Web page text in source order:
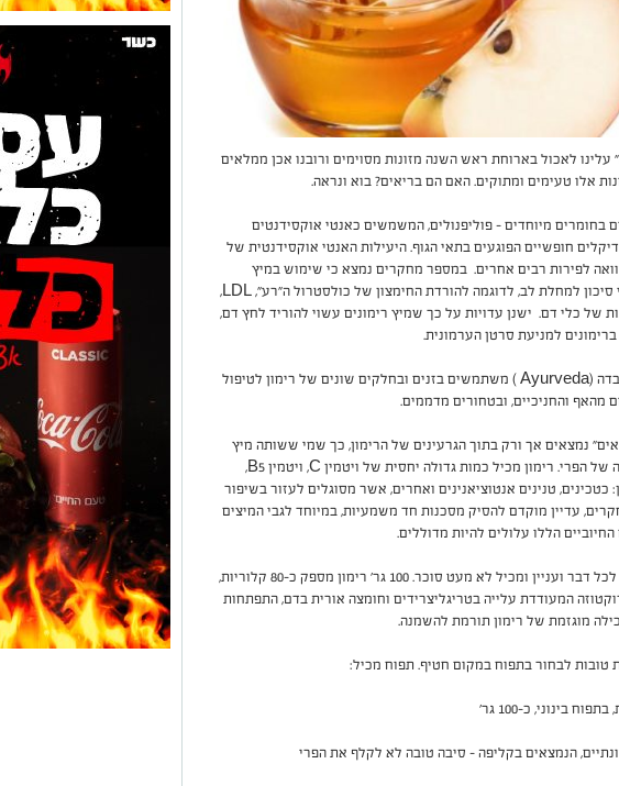
עלינו לאכול בארוחת ראש השנה מזונות מסוימים ורובנו אכן ממלאים
אלו טעימים ומתוקים. האם הם בריאים? בוא ונראה.
בחומרים מיוחדים – פוליפנולים, המשמשים כאנטי אוקסידנטים
חופשיים הפוגעים בתאי הגוף. היעילות האנטי אוקסידנטית של
לפירות רבים אחרים. במספר מחקרים נמצא כי שימוש במיץ
סיכון למחלת לב, לדוגמה להורדת החימצון של כולסטרול ה"רע",LDL
,
של כלי דם. ישנן עדויות על כך שמיץ רימונים עשוי להוריד לחץ דם,
למניעת סרטן הערמונית.
(
Ayurveda) משתמשים בזנים ובחלקים שונים של רימון לטיפול
מהאף והחניכיים, ובטחורים מדממים.
נמצאים אך ורק בתוך הגרעינים של הרימון, כך שמי ששותה מיץ
הפרי. רימון מכיל כמות גדולה יחסית של ויטמין C, ויטמיןB5
,
כטכינים, טנינים אנטוציאנינים ואחרים, אשר מסוגלים לעזור בשיפור
עדיין מוקדם להסיק מסכנות חד משמעיות, במיוחד לגבי המיצים
הללו עלולים להיות מדוללים.
יחד עם זאת, רימון הוא פרי לכל דבר ועניין ומכיל לא מעט סוכר. 100 גר' רימון מספק כ-80 קלוריות,
המעודדת עלייה בטריגליצרידים וחומצה אורית בדם, התפתחות
מוגזמת של רימון תורמת להשמנה.